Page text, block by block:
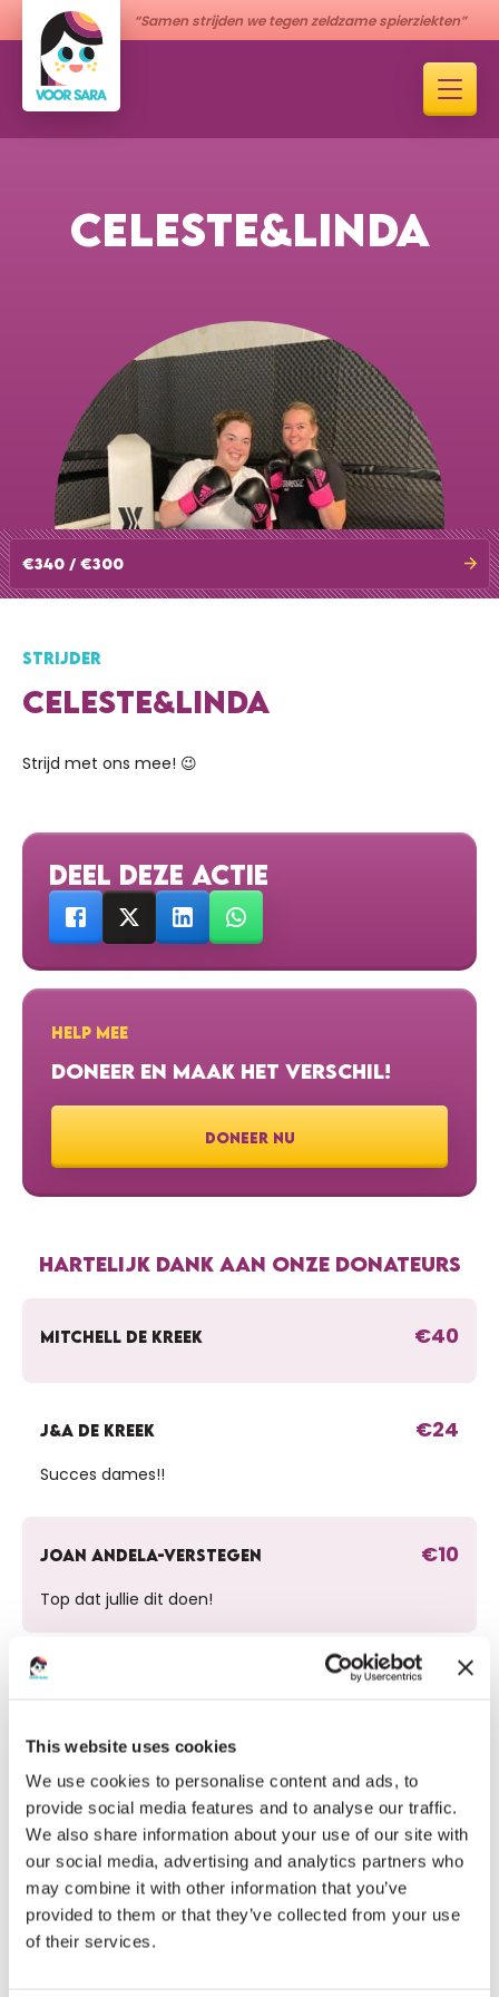
This website uses cookies
We use cookies to personalise content and ads, to
provide social media features and to analyse our traffic.
We also share information about your use of our site with
our social media, advertising and analytics partners who
may combine it with other information that you’ve
provided to them or that they’ve collected from your use
of their services.
“Samen strijden we tegen zeldzame spierziekten”
CELESTE&LINDA
€340 / €300
STRIJDER
CELESTE&LINDA
Strijd met ons mee! 😉
DEEL DEZE ACTIE
HELP MEE
DONEER EN MAAK HET VERSCHIL!
DONEER NU
HARTELIJK DANK AAN ONZE DONATEURS
MITCHELL DE KREEK €40
J&A DE KREEK €24
Succes dames!!
JOAN ANDELA-VERSTEGEN €10
Top dat jullie dit doen!
VAN WIJKJES DE €20
succes!
YANNICK & ANNEMIEKE PAALVAST €30
Succes toppers!!